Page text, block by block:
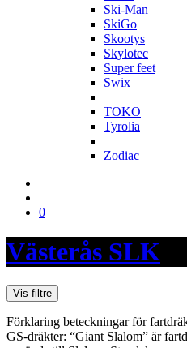
Ski-Man
SkiGo
Skootys
Skylotec
Super feet
Swix
TOKO
Tyrolia
Zodiac
0
Västerås SLK
Vis filtre
Förklaring beteckningar för
GS-dräkter: “Giant Slalom” är